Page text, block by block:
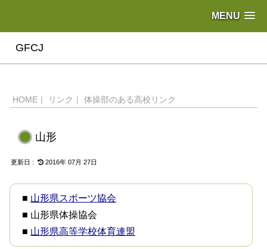
MENU
GFCJ
HOME | リンク | 体操部のある高校リンク
山形
2016年 07月 27日
■ 山形県スポーツ協会
■ 山形県体操協会
■ 山形県高等学校体育連盟